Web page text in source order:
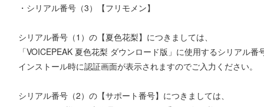
・シリアル番号（3）【フリモメン】
シリアル番号（1）の【夏色花梨】につきましては、
「VOICEPEAK 夏色花梨 ダウンロード版」に使用するシリアル
インストール時に認証画面が表示されますのでご入力ください。
シリアル番号（2）の【サポート番号】につきましては、